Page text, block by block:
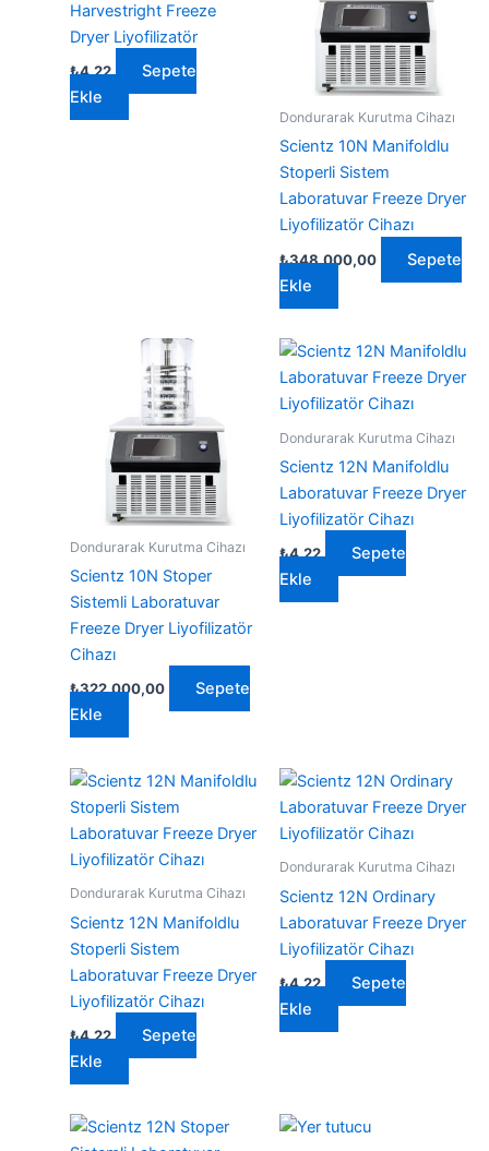
Harvestright Freeze
Dryer Liyofilizatör
₺4,22
Sepete
Ekle
Dondurarak Kurutma Cihazı
Scientz 10N Manifoldlu
Stoperli Sistem
Laboratuvar Freeze Dryer
Liyofilizatör Cihazı
₺348.000,00
Sepete
Ekle
Dondurarak Kurutma Cihazı
Scientz 10N Stoper
Sistemli Laboratuvar
Freeze Dryer Liyofilizatör
Cihazı
₺322.000,00
Sepete
Ekle
Dondurarak Kurutma Cihazı
Scientz 12N Manifoldlu
Laboratuvar Freeze Dryer
Liyofilizatör Cihazı
₺4,22
Sepete
Ekle
Dondurarak Kurutma Cihazı
Scientz 12N Manifoldlu
Stoperli Sistem
Laboratuvar Freeze Dryer
Liyofilizatör Cihazı
₺4,22
Sepete
Ekle
Dondurarak Kurutma Cihazı
Scientz 12N Ordinary
Laboratuvar Freeze Dryer
Liyofilizatör Cihazı
₺4,22
Sepete
Ekle